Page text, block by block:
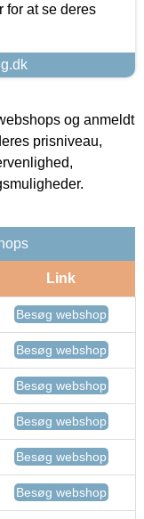
for at se deres
og anmeldt
prisniveau,
Link
Besøg webshop
Besøg webshop
Besøg webshop
Besøg webshop
Besøg webshop
Besøg webshop